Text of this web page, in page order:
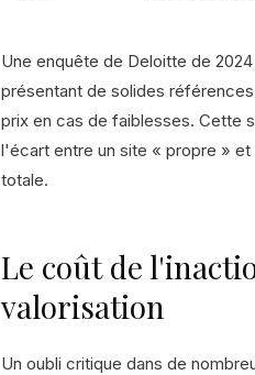
Une enquête de Deloitte de
présentant de solides
prix en cas de faiblesses. Cette
l'écart entre un site « propre »
totale.
Le coût de
valorisation
Un oubli critique dans de